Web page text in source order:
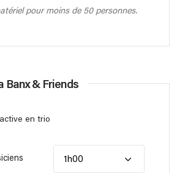
pour moins de 50 personnes.
Banx & Friends
en trio
1h00